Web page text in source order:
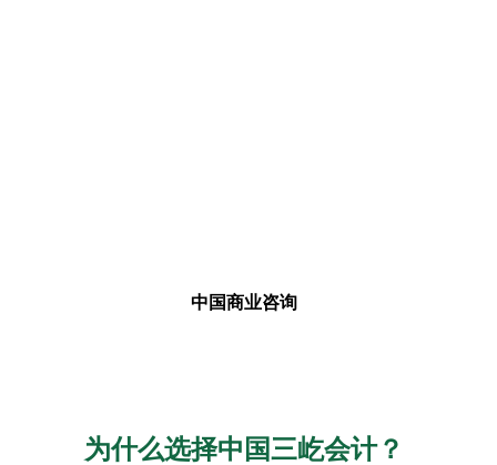
中国商业咨询
为什么选择中国三屹会计？